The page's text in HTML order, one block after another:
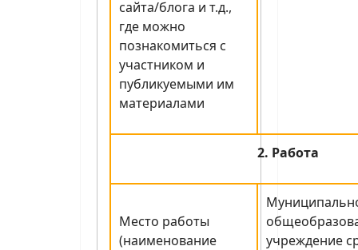
сайта/блога и т.д.,
где можно
познакомиться с
участником и
публикуемыми им
материалами
2. Работа
Место работы
(наименование
учреждение